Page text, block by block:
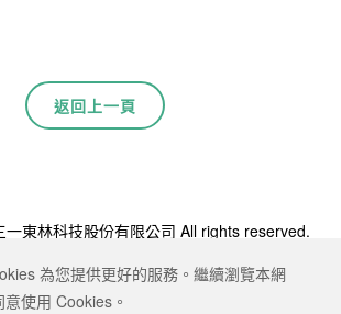
返回上一頁
為您提供更好的服務。繼續瀏覽本網
使用 Cookies。
東林科技股份有限公司 All rights reserved.
服務條款